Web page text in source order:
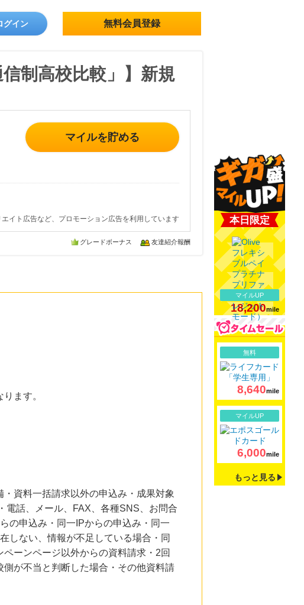
グイン 無料会員登録
制高校比較」】新規
マイルを貯める
イト広告など、プロモーション広告を利用しています
グレードボーナス 友達紹介報酬
ます。
資料一括請求以外の申込み・成果対象
電話、メール、FAX、各種SNS、お問合
の申込み・同一IPからの申込み・同一
しない、情報が不足している場合・同
ーンページ以外からの資料請求・2回
が不当と判断した場合・その他資料請
本日限定
マイルUP
18,200mile
無料
8,640mile
マイルUP
6,000mile
もっと見る